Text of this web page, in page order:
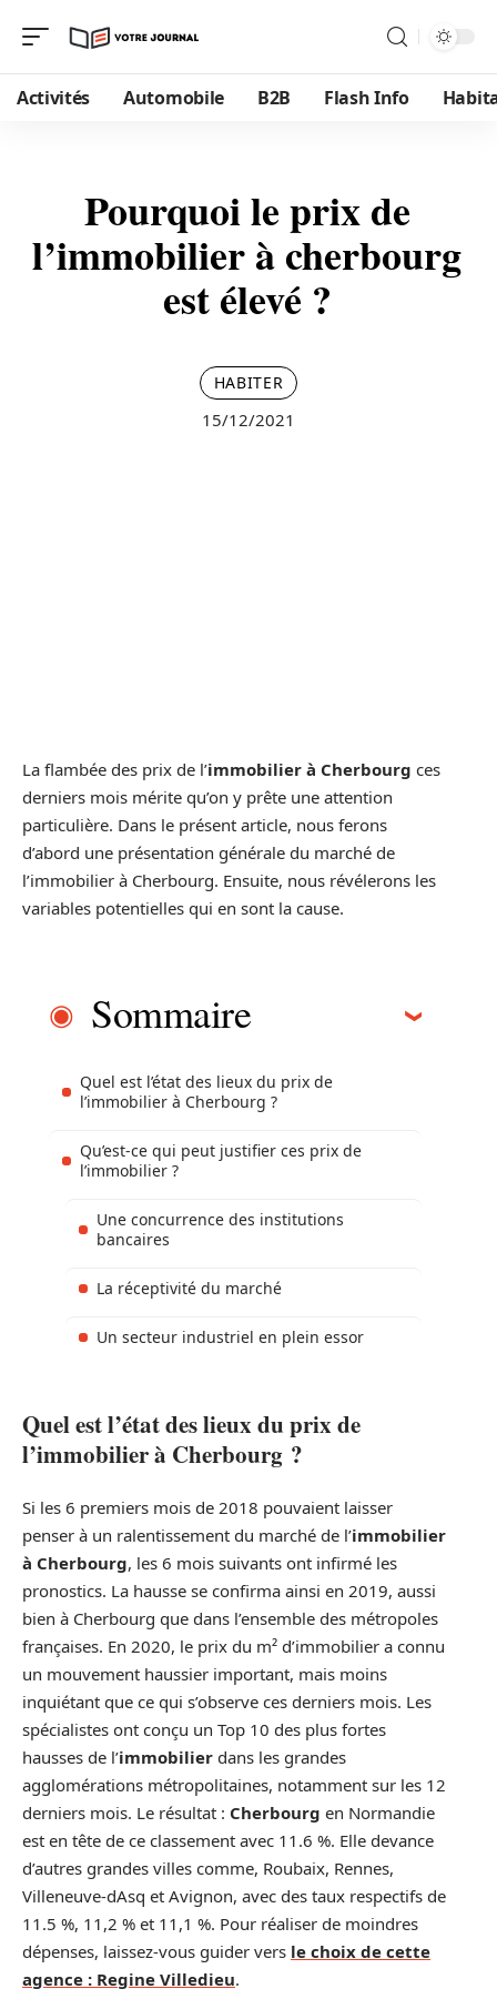
Activités Automobile B2B Flash Info
Pourquoi le prix de
l’immobilier à cherbourg
est élevé ?
HABITER
15/12/2021
La flambée des prix de l’immobilier à Cherbourg ces
derniers mois mérite qu’on y prête une attention
particulière. Dans le présent article, nous ferons
d’abord une présentation générale du marché de
l’immobilier à Cherbourg. Ensuite, nous révélerons les
variables potentielles qui en sont la cause.
Sommaire
Quel est l’état des lieux du prix de
l’immobilier à Cherbourg ?
Qu’est-ce qui peut justifier ces prix de
l’immobilier ?
Une concurrence des institutions
bancaires
La réceptivité du marché
Un secteur industriel en plein essor
Quel est l’état des lieux du prix de
l’immobilier à Cherbourg ?
Si les 6 premiers mois de 2018 pouvaient laisser
penser à un ralentissement du marché de l’immobilier
à Cherbourg, les 6 mois suivants ont infirmé les
pronostics. La hausse se confirma ainsi en 2019, aussi
bien à Cherbourg que dans l’ensemble des métropoles
françaises. En 2020, le prix du m² d’immobilier a connu
un mouvement haussier important, mais moins
inquiétant que ce qui s’observe ces derniers mois. Les
spécialistes ont conçu un Top 10 des plus fortes
hausses de l’immobilier dans les grandes
agglomérations métropolitaines, notamment sur les 12
derniers mois. Le résultat : Cherbourg en Normandie
est en tête de ce classement avec 11.6 %. Elle devance
d’autres grandes villes comme, Roubaix, Rennes,
Villeneuve-dAsq et Avignon, avec des taux respectifs de
11.5 %, 11,2 % et 11,1 %. Pour réaliser de moindres
dépenses, laissez-vous guider vers le choix de cette
agence : Regine Villedieu.